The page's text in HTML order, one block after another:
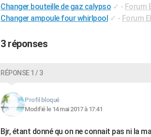
Changer bouteille de gaz calypso ✓ - Forum
Changer ampoule four whirlpool ✓ - Forum
3 réponses
RÉPONSE 1 / 3
Profil bloqué
Modifié le 14 mai 2017 à 17:41
Bjr, étant donné qu on ne connait pas ni la